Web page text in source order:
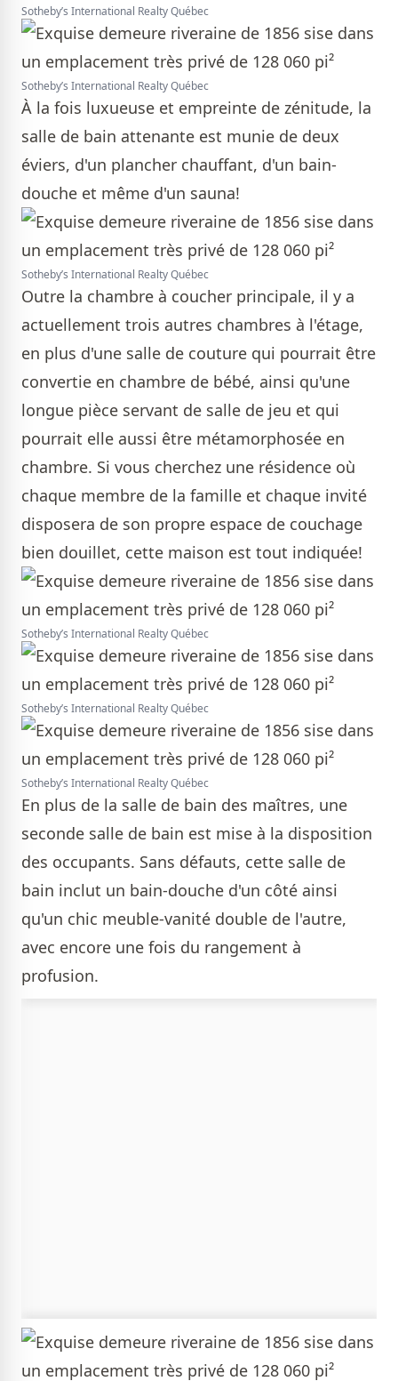
Sotheby’s International Realty Québec
Sotheby’s International Realty Québec
À la fois luxueuse et empreinte de zénitude, la
salle de bain attenante est munie de deux
éviers, d'un plancher chauffant, d'un bain-
douche et même d'un sauna!
Sotheby’s International Realty Québec
Outre la chambre à coucher principale, il y a
actuellement trois autres chambres à l'étage,
en plus d'une salle de couture qui pourrait être
convertie en chambre de bébé, ainsi qu'une
longue pièce servant de salle de jeu et qui
pourrait elle aussi être métamorphosée en
chambre. Si vous cherchez une résidence où
chaque membre de la famille et chaque invité
disposera de son propre espace de couchage
bien douillet, cette maison est tout indiquée!
Sotheby’s International Realty Québec
Sotheby’s International Realty Québec
Sotheby’s International Realty Québec
En plus de la salle de bain des maîtres, une
seconde salle de bain est mise à la disposition
des occupants. Sans défauts, cette salle de
bain inclut un bain-douche d'un côté ainsi
qu'un chic meuble-vanité double de l'autre,
avec encore une fois du rangement à
profusion.